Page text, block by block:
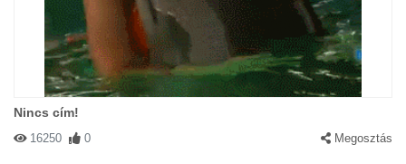
Nincs cím!
16250 0 Megosztás